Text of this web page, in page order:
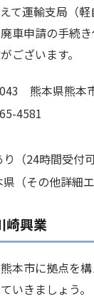
て運輸支局（
車申請の手続
ございます。
熊本県熊本
4581
（24時間受付可
（その他詳細
興業
本市に拠点を
いきましょう。